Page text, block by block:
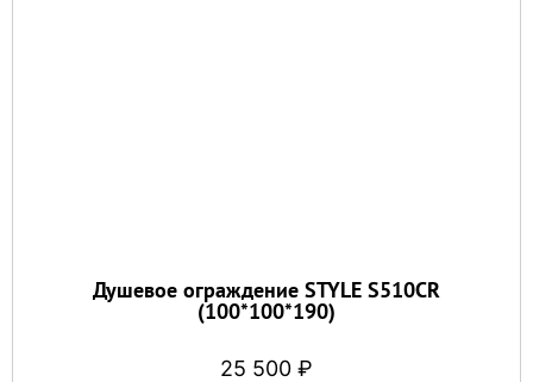
Душевое ограждение STYLE S510CR
(100*100*190)
25 500 ₽